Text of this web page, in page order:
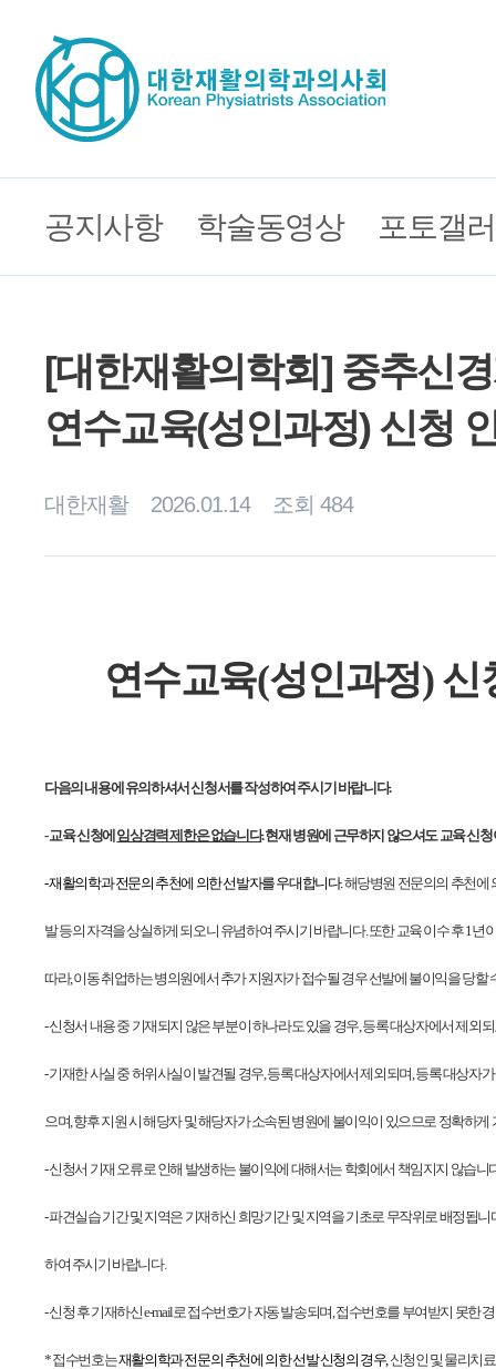
공지사항 학술동영상 포토갤
[대한재활의학회] 중추신
연수교육(성인과정) 신청
대한재활 2026.01.14 조회 484
연수교육(성인과정) 신
다음의 내용에 유의하셔서 신청서를 작성하여 주시기 바랍니다.
-교육 신청에 임상경력 제한은 없습니다. 현재 병원에 근무하지 않으셔도 교육 신
-재활의학과 전문의 추천에 의한 선발자를 우대합니다.해당병원 전문의의 추천에
발 등의 자격을 상실하게 되오니 유념하여 주시기 바랍니다. 또한 교육 이수 후 1
따라, 이동 취업하는 병의원에서 추가 지원자가 접수될 경우 선발에 불이익을 당할
-신청서 내용 중 기재되지 않은 부분이 하나라도 있을 경우, 등록 대상자에서 제외
-기재한 사실 중 허위사실이 발견될 경우, 등록 대상자에서 제외되며, 등록 대상자
으며, 향후 지원 시 해당자 및 해당자가 소속된 병원에 불이익이 있으므로 정확하게
-신청서 기재 오류로 인해 발생하는 불이익에 대해서는 학회에서 책임지지 않습니
-파견실습 기간 및 지역은 기재하신 희망기간 및 지역을 기초로 무작위로 배정됩
하여 주시기 바랍니다.
-신청 후 기재하신 e-mail로 접수번호가 자동 발송되며, 접수번호를 부여받지 못한
*접수번호는재활의학과 전문의 추천에 의한 선발 신청의 경우,신청인 및 물리치